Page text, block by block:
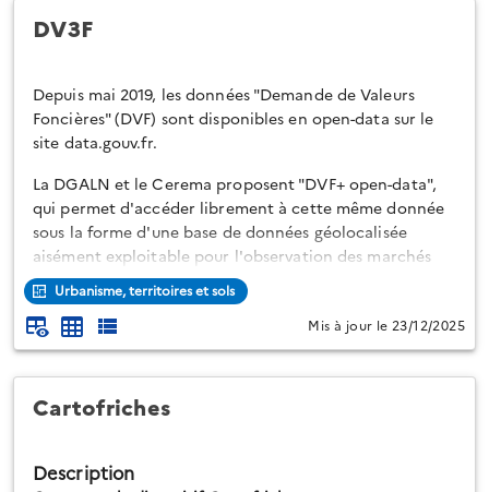
DV3F
Depuis mai 2019, les données "Demande de Valeurs
Foncières" (DVF) sont disponibles en open-data sur le
site data.gouv.fr.
La DGALN et le Cerema proposent "DVF+ open-data",
qui permet d'accéder librement à cette même donnée
sous la forme d'une base de données géolocalisée
aisément exploitable pour l'observation des marchés
fonciers et immobiliers.
La structuration de la donnée DVF proposée s'appuie
sur le modèle de données partagé dit "DVF+", issu des
qui existe depuis 2013. Ce modèle, développé pour
faciliter les analyses, fournit notammen...
Urbanisme, territoires et sols
Mis à jour le 23/12/2025
Cartofriches
Description